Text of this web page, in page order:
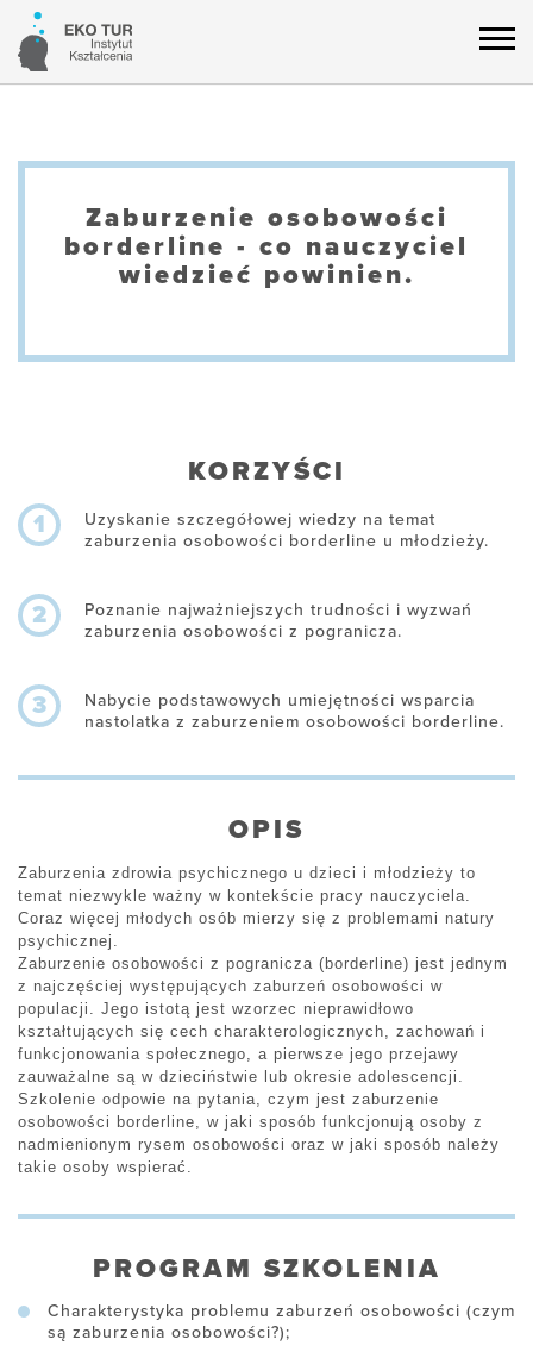
Zaburzenie osobowości
borderline - co nauczyciel
wiedzieć powinien.
KORZYŚCI
1
Uzyskanie szczegółowej wiedzy na temat
zaburzenia osobowości borderline u młodzieży.
2
Poznanie najważniejszych trudności i wyzwań
zaburzenia osobowości z pogranicza.
3
Nabycie podstawowych umiejętności wsparcia
nastolatka z zaburzeniem osobowości borderline.
OPIS
Zaburzenia zdrowia psychicznego u dzieci i młodzieży to
temat niezwykle ważny w kontekście pracy nauczyciela.
Coraz więcej młodych osób mierzy się z problemami natury
psychicznej.
Zaburzenie osobowości z pogranicza (borderline) jest jednym
z najczęściej występujących zaburzeń osobowości w
populacji. Jego istotą jest wzorzec nieprawidłowo
kształtujących się cech charakterologicznych, zachowań i
funkcjonowania społecznego, a pierwsze jego przejawy
zauważalne są w dzieciństwie lub okresie adolescencji.
Szkolenie odpowie na pytania, czym jest zaburzenie
osobowości borderline, w jaki sposób funkcjonują osoby z
nadmienionym rysem osobowości oraz w jaki sposób należy
takie osoby wspierać.
PROGRAM SZKOLENIA
Charakterystyka problemu zaburzeń osobowości (czym
są zaburzenia osobowości?);